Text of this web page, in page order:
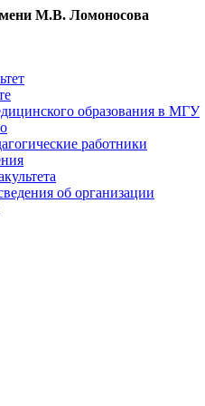
М.В. Ломоносова
образования в МГУ
работники
об организации